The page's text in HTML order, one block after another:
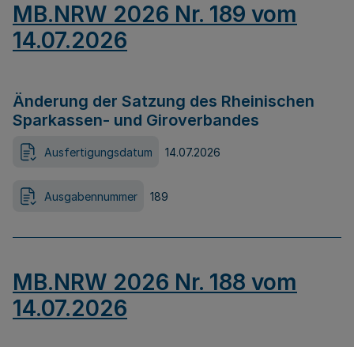
MB.NRW 2026 Nr. 189 vom
14.07.2026
Änderung der Satzung des Rheinischen
Sparkassen- und Giroverbandes
Ausfertigungsdatum 14.07.2026
Ausgabennummer 189
MB.NRW 2026 Nr. 188 vom
14.07.2026